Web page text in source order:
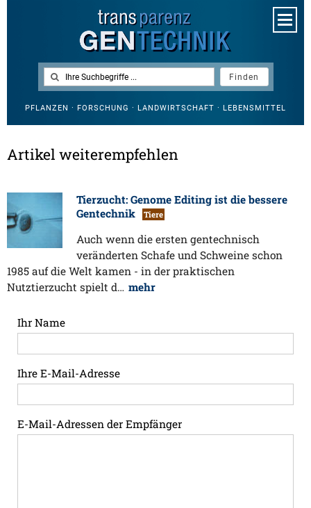
PFLANZEN · FORSCHUNG · LANDWIRTSCHAFT · LEBENSMITTEL
Artikel weiterempfehlen
Tierzucht: Genome Editing ist die bessere
Gentechnik
Tiere
Auch wenn die ersten gentechnisch
veränderten Schafe und Schweine schon
1985 auf die Welt kamen - in der praktischen
Nutztierzucht spielt d… mehr
Ihr Name
Ihre E-Mail-Adresse
E-Mail-Adressen der Empfänger